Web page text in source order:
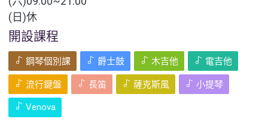
(日)休
開設課程
鋼琴個別課 爵士鼓 木吉他 電吉他
流行鍵盤 長笛 薩克斯風 小提琴
Venova